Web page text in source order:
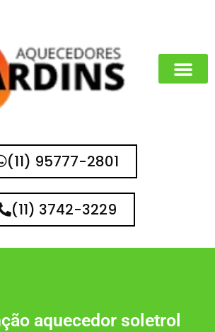
(11) 95777-2801
(11) 3742-3229
aquecedor soletrol